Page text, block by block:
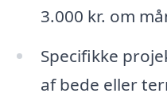
3.000 kr. om
Specifikke
af bede eller